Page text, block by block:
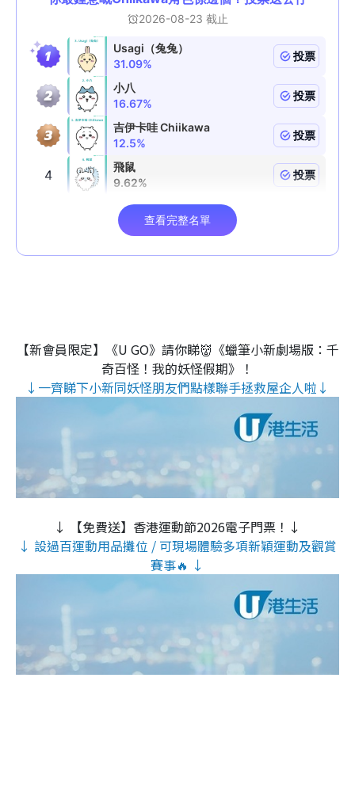
【新會員限定】《U GO》請你睇👹《蠟筆小新劇場版：千
奇百怪！我的妖怪假期》！
↓一齊睇下小新同妖怪朋友們點樣聯手拯救屋企人啦↓
↓ 【免費送】香港運動節2026電子門票！↓
↓ 設過百運動用品攤位 / 可現場體驗多項新穎運動及觀賞
賽事🔥 ↓